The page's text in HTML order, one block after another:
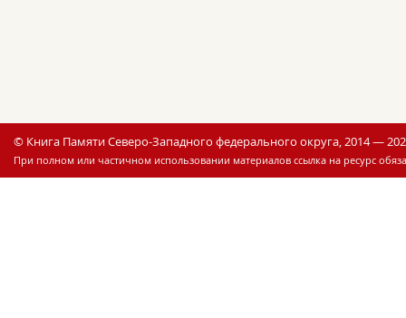
© Книга Памяти Северо-Западного федерального округа, 2014 —
При полном или частичном использовании материалов ссылка на ресурс